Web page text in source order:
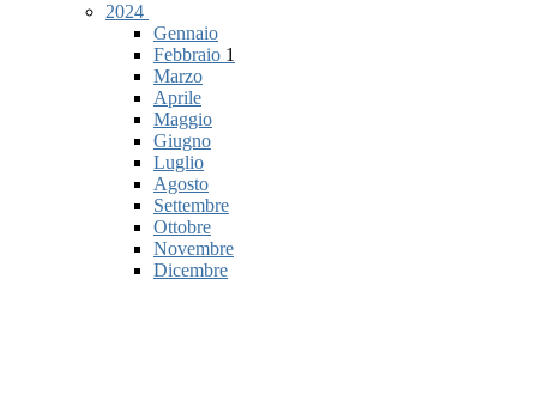
2024
Gennaio
Febbraio 1
Marzo
Aprile
Maggio
Giugno
Luglio
Agosto
Settembre
Ottobre
Novembre
Dicembre